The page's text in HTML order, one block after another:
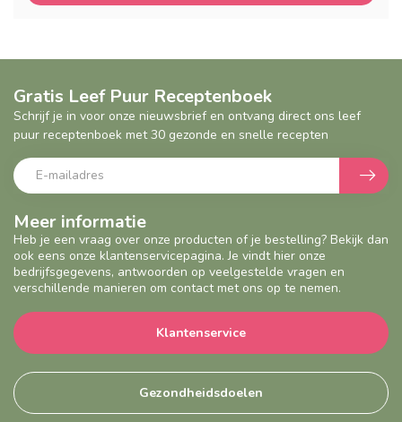
Meer informatie
Heb je een vraag over onze producten of je bestelling? Bekijk dan
ook eens onze klantenservicepagina. Je vindt hier onze
bedrijfsgegevens, antwoorden op veelgestelde vragen en
verschillende manieren om contact met ons op te nemen.
Klantenservice
Gezondheidsdoelen
Gratis Leef Puur Receptenboek
Schrijf je in voor onze nieuwsbrief en ontvang direct ons leef
puur receptenboek met 30 gezonde en snelle recepten